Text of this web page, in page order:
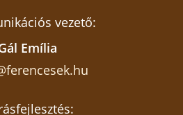
vezető:
Emília